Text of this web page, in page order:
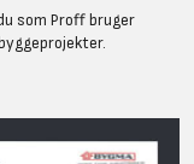
som Proff bruger